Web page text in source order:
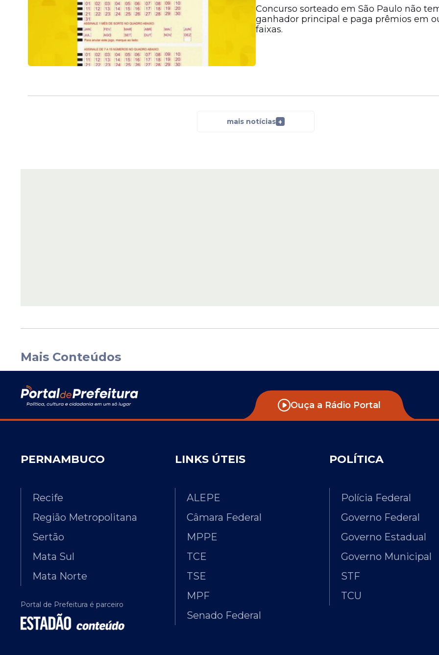
Concurso sorteado em São Paulo não
ganhador principal e paga prêmios em
faixas.
mais notícias +
Mais Conteúdos
Ouça a Rádio Portal
PERNAMBUCO
Recife
Região Metropolitana
Sertão
Mata Sul
Mata Norte
Portal de Prefeitura é parceiro
LINKS ÚTEIS
ALEPE
Câmara Federal
MPPE
TCE
TSE
MPF
Senado Federal
POLÍTICA
Polícia Federal
Governo Federal
Governo Estadual
Governo Municipal
STF
TCU